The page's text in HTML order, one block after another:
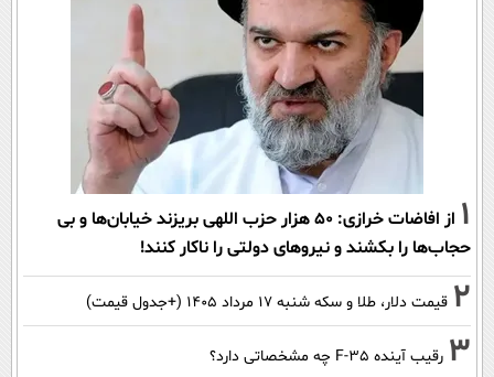
1
از افاضات خرازی: ۵۰ هزار حزب اللهی بریزند خیابان‌ها و بی
حجاب‌ها را بکشند و نیرو‌های دولتی را ناکار کنند!
2 قیمت دلار، طلا و سکه شنبه ۱۷ مرداد ۱۴۰۵ (+جدول قیمت)
3 رقیب آینده F-35 چه مشخصاتی دارد؟